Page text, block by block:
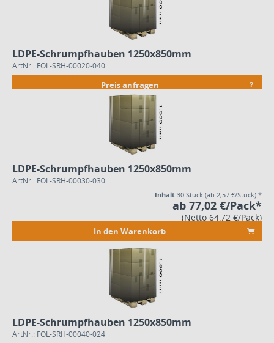
LDPE-Schrumpfhauben 1250x850mm
ArtNr.: FOL-SRH-00020-040
Preis anfragen
LDPE-Schrumpfhauben 1250x850mm
ArtNr.: FOL-SRH-00030-030
Inhalt 30 Stück (ab 2,57 €/Stück) *
ab 77,02 €/Pack*
(Netto 64,72 €/Pack)
In den Warenkorb
LDPE-Schrumpfhauben 1250x850mm
ArtNr.: FOL-SRH-00040-024